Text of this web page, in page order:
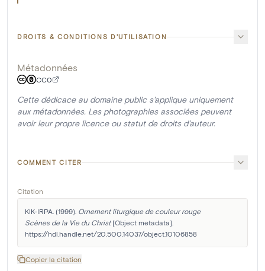
DROITS & CONDITIONS D'UTILISATION
Métadonnées
CC0
Cette dédicace au domaine public s'applique uniquement
aux métadonnées. Les photographies associées peuvent
avoir leur propre licence ou statut de droits d'auteur.
COMMENT CITER
Citation
KIK-IRPA. (1999). Ornement liturgique de couleur rouge
Scènes de la Vie du Christ [Object metadata].
https://hdl.handle.net/20.500.14037/object.10106858
Copier la citation